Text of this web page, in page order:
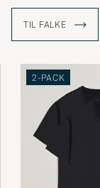
TIL FALKE
2-PACK